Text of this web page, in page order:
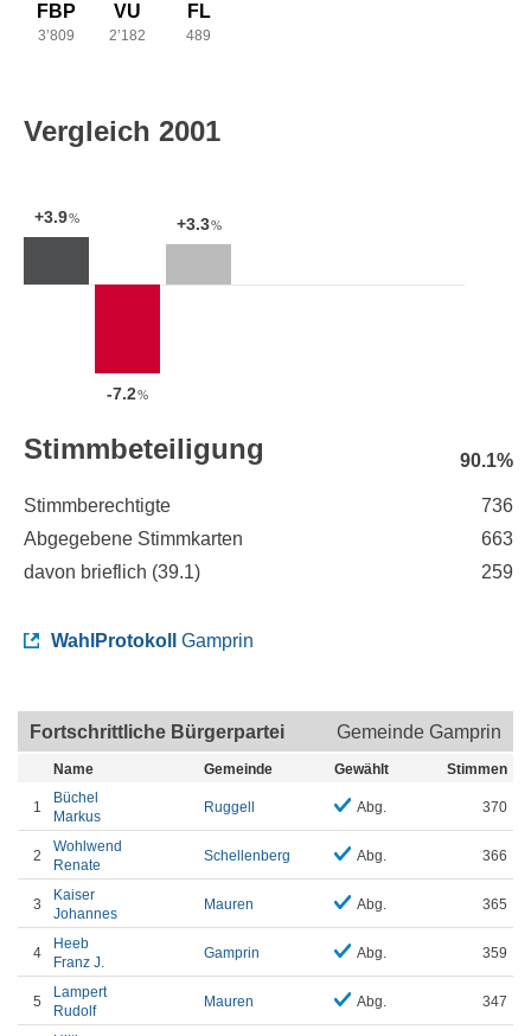
FBP
3’809
VU
2’182
FL
489
Vergleich 2001
+3.9%
-7.2%
+3.3%
Stimmbeteiligung 90.1%
Stimmberechtigte
736
Abgegebene Stimmkarten
663
davon brieflich (39.1) 259
WahlProtokoll Gamprin
Fortschrittliche Bürgerpartei Gemeinde Gamprin
Name Gemeinde Gewählt Stimmen
1
Büchel
Markus
Ruggell Abg. 370
2
Wohlwend
Renate
Schellenberg Abg. 366
3
Kaiser
Johannes
Mauren Abg. 365
4
Heeb
Franz J.
Gamprin Abg. 359
5
Lampert
Rudolf
Mauren Abg. 347